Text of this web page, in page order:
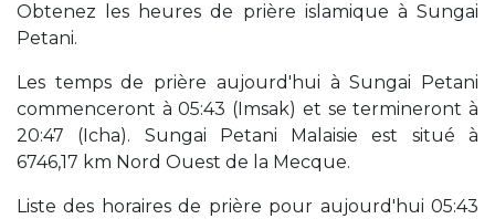
Obtenez les heures de prière islamique à Sungai
Petani.
Les temps de prière aujourd'hui à Sungai Petani
commenceront à 05:43 (Imsak) et se termineront à
20:47 (Icha). Sungai Petani Malaisie est situé à
6746,17 km Nord Ouest de la Mecque.
Liste des horaires de prière pour aujourd'hui 05:43